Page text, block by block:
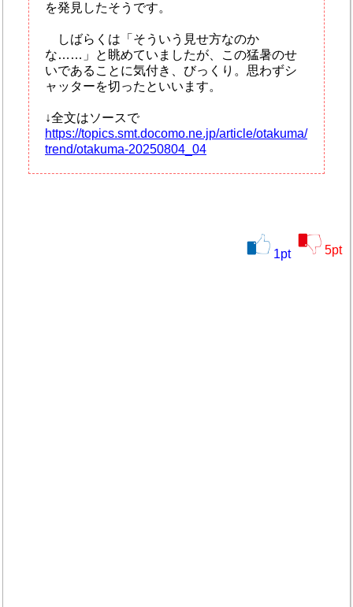
を発見したそうです。
しばらくは「そういう見せ方なのか
な……」と眺めていましたが、この猛暑のせ
いであることに気付き、びっくり。思わずシ
ャッターを切ったといいます。
↓全文はソースで
https://topics.smt.docomo.ne.jp/article/otakuma/
trend/otakuma-20250804_04
1pt 5pt